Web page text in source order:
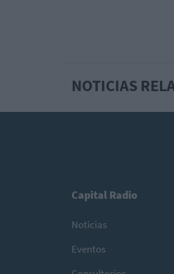
NOTICIAS
Capital Radio
Noticias
Eventos